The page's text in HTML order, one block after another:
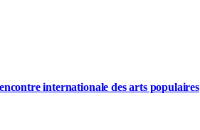
internationale des arts populaires